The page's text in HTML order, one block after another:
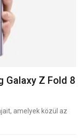
Galaxy Z Fold 8
amelyek közül az